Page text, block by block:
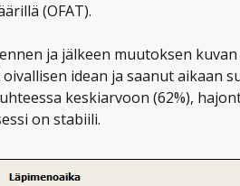
(OFAT).
ja jälkeen muutoksen
idean ja saanut aikaan
keskiarvoon (62%),
on stabiili.